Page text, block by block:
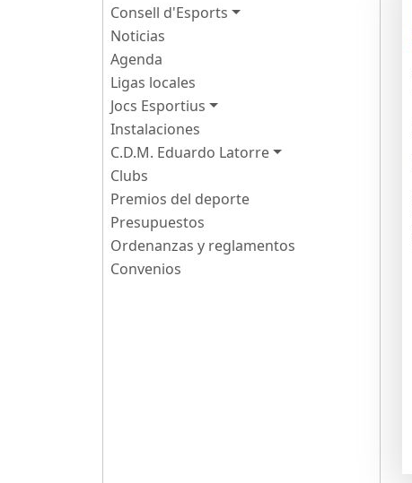
Consell d'Esports
Noticias
Agenda
Ligas locales
Jocs Esportius
Instalaciones
C.D.M. Eduardo Latorre
Clubs
Premios del deporte
Presupuestos
Ordenanzas y reglamentos
Convenios